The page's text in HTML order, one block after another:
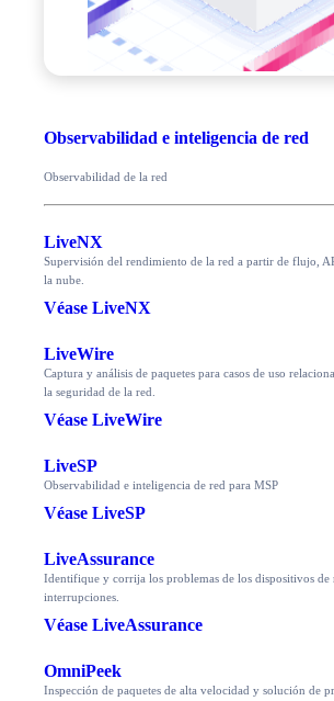
Observabilidad e inteligencia de red
Observabilidad de la red
LiveNX
Supervisión del rendimiento de la red a partir de flujo,
la nube.
Véase LiveNX
LiveWire
Captura y análisis de paquetes para casos de uso
la seguridad de la red.
Véase LiveWire
LiveSP
Observabilidad e inteligencia de red para MSP
Véase LiveSP
LiveAssurance
Identifique y corrija los problemas de los dispositivos de
interrupciones.
Véase LiveAssurance
OmniPeek
Inspección de paquetes de alta velocidad y solución de